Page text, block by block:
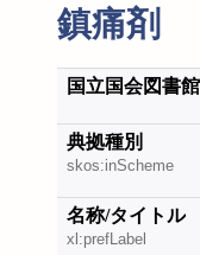
鎮痛剤
国立国会図書
典拠種別
skos:inScheme
名称/タイトル
xl:prefLabel